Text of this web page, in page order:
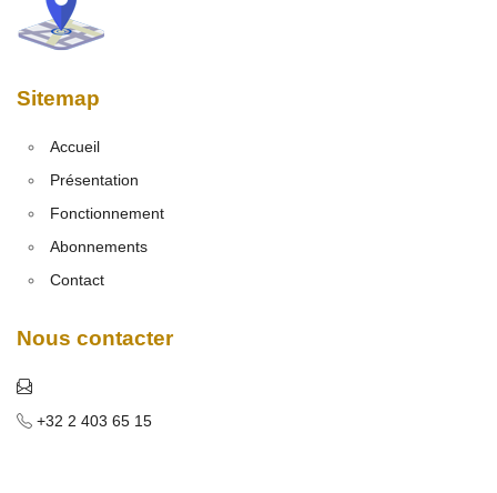
Sitemap
Accueil
Présentation
Fonctionnement
Abonnements
Contact
Nous contacter
+32 2 403 65 15